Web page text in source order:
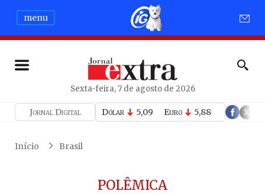
menu
Sexta-feira, 7 de agosto de 2026
Jornal Digital Dólar 5,09 Euro 5,88
Início Brasil
POLÊMICA